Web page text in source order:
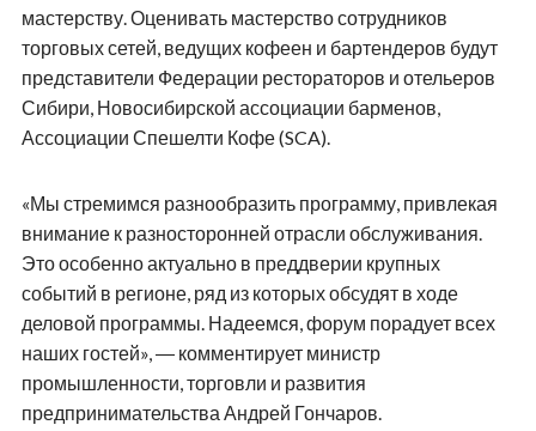
мастерству. Оценивать мастерство сотрудников
торговых сетей, ведущих кофеен и бартендеров будут
представители Федерации рестораторов и отельеров
Сибири, Новосибирской ассоциации барменов,
Ассоциации Спешелти Кофе (SCA).
«Мы стремимся разнообразить программу, привлекая
внимание к разносторонней отрасли обслуживания.
Это особенно актуально в преддверии крупных
событий в регионе, ряд из которых обсудят в ходе
деловой программы. Надеемся, форум порадует всех
наших гостей», ― комментирует министр
промышленности, торговли и развития
предпринимательства Андрей Гончаров.